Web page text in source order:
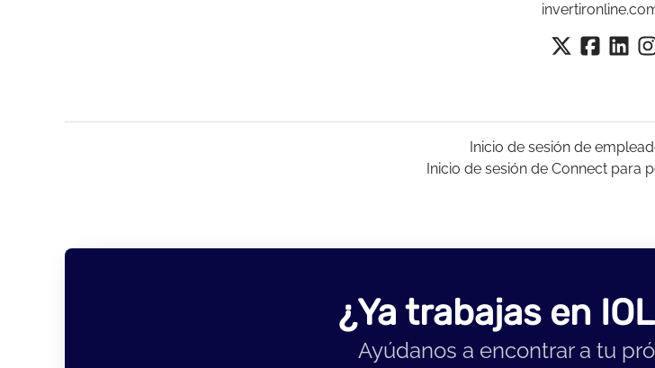
Inicio de sesión de
Inicio de sesión de Connect para
¿Ya trabajas en
Ayúdanos a encontrar a tu